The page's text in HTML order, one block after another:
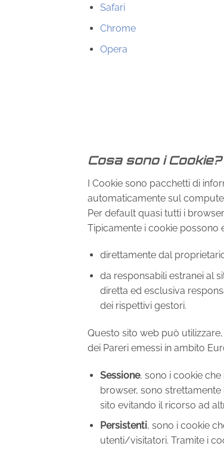
Safari
Chrome
Opera
Cosa sono i Cookie?
I Cookie sono pacchetti di
automaticamente sul
Per default quasi tutti i
Tipicamente i cookie possono
direttamente dal
da responsabili estranei al
diretta ed esclusiva
dei rispettivi gestori.
Questo sito web può
dei Pareri emessi in ambito
Sessione, sono i cookie
browser, sono strettamente
sito evitando il ricorso ad
Persistenti, sono i cookie
utenti/visitatori. Tramite i